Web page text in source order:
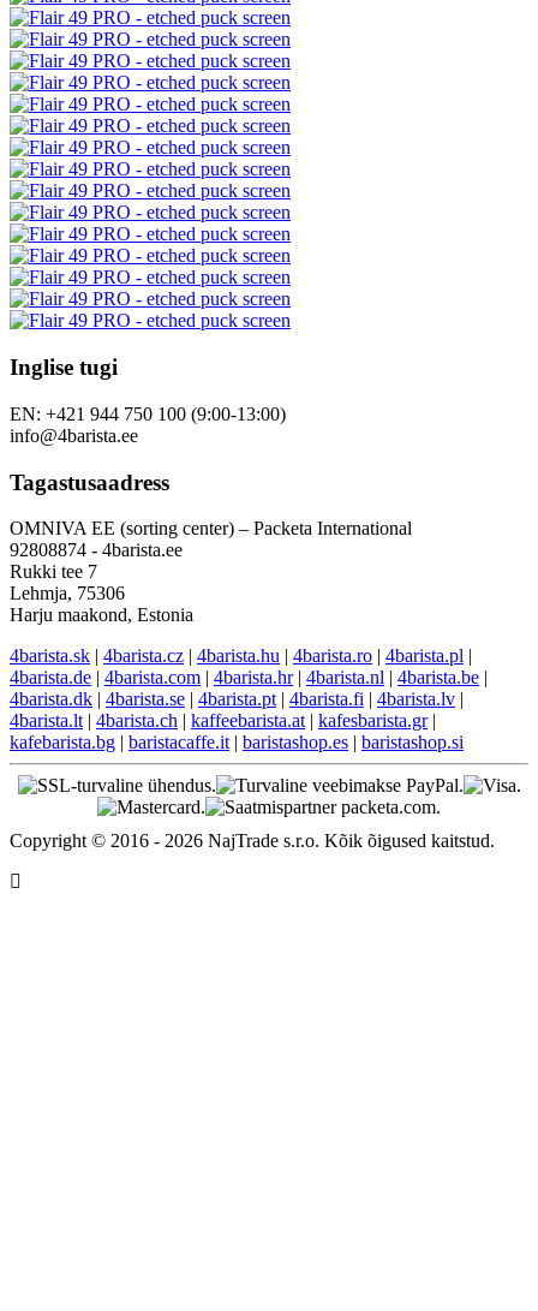
Inglise tugi
EN: +421 944 750 100 (9:00-13:00)
info@4barista.ee
Tagastusaadress
OMNIVA EE (sorting center) – Packeta International
92808874 - 4barista.ee
Rukki tee 7
Lehmja, 75306
Harju maakond, Estonia
4barista.sk | 4barista.cz | 4barista.hu | 4barista.ro | 4barista.pl |
4barista.de | 4barista.com | 4barista.hr| 4barista.nl | 4barista.be |
4barista.dk | 4barista.se | 4barista.pt | 4barista.fi | 4barista.lv |
4barista.lt | 4barista.ch | kaffeebarista.at | kafesbarista.gr|
kafebarista.bg | baristacaffe.it | baristashop.es | baristashop.si
Copyright © 2016 - 2026 NajTrade s.r.o. Kõik õigused kaitstud.